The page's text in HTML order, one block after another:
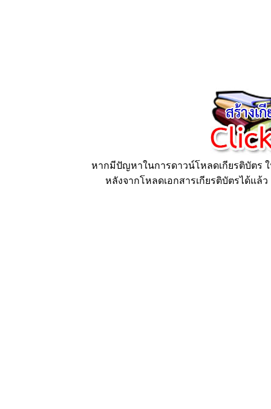
หากมีปัญหาในการดาวน์โหลดเกียรติบัตร
หลังจากโหลดเอกสารเกียรติบัตรได้แล้